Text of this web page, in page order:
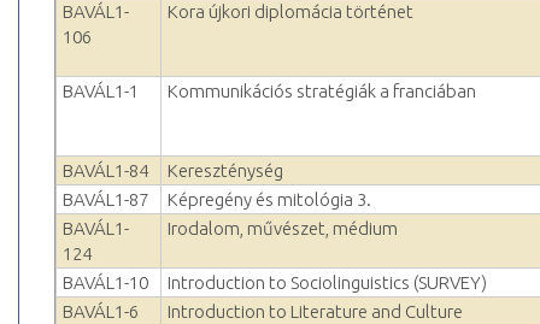
BAVÁL1-
106
Kora újkori diplomácia történet
BAVÁL1-1 Kommunikációs stratégiák a franciában
BAVÁL1-84
Kereszténység
BAVÁL1-87
Képregény és mitológia 3.
BAVÁL1-
124
Irodalom, művészet, médium
BAVÁL1-10
Introduction to Sociolinguistics (SURVEY)
BAVÁL1-6
Introduction to Literature and Culture